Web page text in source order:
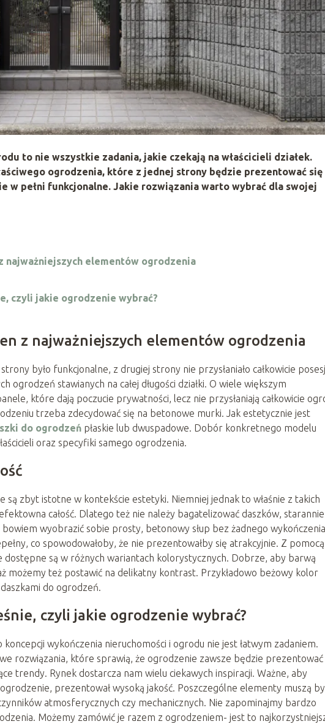
to nie wszystkie zadania, jakie czekają na właścicieli działek.
ogrodzenia, które z jednej strony będzie prezentować się
w pełni funkcjonalne. Jakie rozwiązania warto wybrać dla swojej
najważniejszych elementów ogrodzenia
czyli jakie ogrodzenie wybrać?
z najważniejszych elementów ogrodzenia
było funkcjonalne, z drugiej strony nie przysłaniało całkowicie
ogrodzeń stawianych na całej długości działki. O wiele większym
które dają poczucie prywatności, lecz nie przysłaniają całkowicie
trzeba zdecydować się na betonowe murki. Jak estetycznie jest
do ogrodzeń płaskie lub dwuspadowe. Dobór konkretnego modelu
oraz specyfiki samego ogrodzenia.
są zbyt istotne w kontekście estetyki. Niemniej jednak to właśnie z takich
całość. Dlatego też nie należy bagatelizować daszków, starannie
wyobrazić sobie prosty, betonowy słup bez żadnego
co spowodowałoby, że nie prezentowałby się atrakcyjnie. Z pomocą
są w różnych wariantach kolorystycznych. Dobrze, aby barwą
możemy też postawić na delikatny kontrast. Przykładowo beżowy kolor
do ogrodzeń.
czyli jakie ogrodzenie wybrać?
wykończenia nieruchomości i ogrodu nie jest łatwym zadaniem.
rozwiązania, które sprawią, że ogrodzenie zawsze będzie prezentować
trendy. Rynek dostarcza nam wielu ciekawych inspiracji. Ważne, aby
prezentował wysoką jakość. Poszczególne elementy muszą
atmosferycznych czy mechanicznych. Nie zapominajmy bardzo
Możemy zamówić je razem z ogrodzeniem- jest to